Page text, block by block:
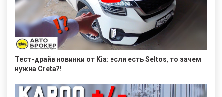
Тест-драйв новинки от Kia: если есть Seltos, то зачем
нужна Creta?!